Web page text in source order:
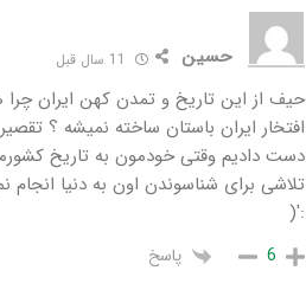
حسین
حیف از این تاریخ و تمدن کهن ایران چرا
افتخار ایران باستان ساخته نمیشه ؟
دست دادیم وقتی خودمون به تاریخ
تلاشی برای شناسوندن اون به دنیا
:'(
6 پاسخ